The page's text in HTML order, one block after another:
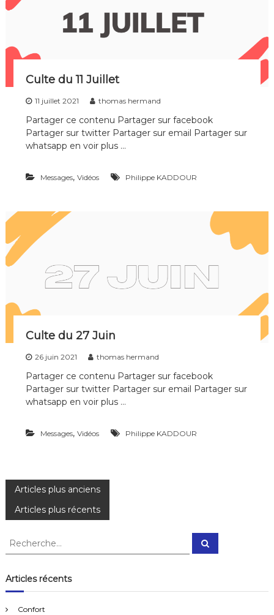
Culte du 11 Juillet
11 juillet 2021 thomas hermand
Partager ce contenu Partager sur facebook
Partager sur twitter Partager sur email Partager sur
whatsapp en voir plus …
Messages, Vidéos Philippe KADDOUR
Culte du 27 Juin
26 juin 2021 thomas hermand
Partager ce contenu Partager sur facebook
Partager sur twitter Partager sur email Partager sur
whatsapp en voir plus …
Messages, Vidéos Philippe KADDOUR
N
a
v
i
g
Articles plus anciens
Articles plus récents
R
h
e
R
c
Articles récents
Confort